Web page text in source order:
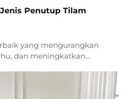
Penutup Tilam
yang mengurangkan
dan meningkatkan
semula jadi. Cari yang
sekarang.